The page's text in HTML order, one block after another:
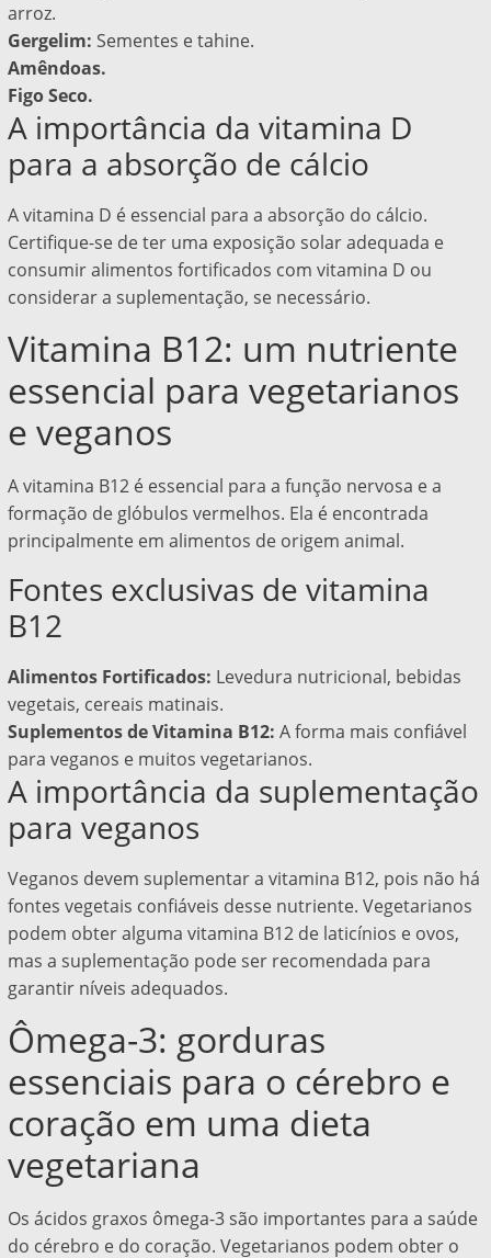
arroz.
Gergelim: Sementes e tahine.
Amêndoas.
Figo Seco.
A importância da vitamina D
para a absorção de cálcio
A vitamina D é essencial para a absorção do cálcio.
Certifique-se de ter uma exposição solar adequada e
consumir alimentos fortificados com vitamina D ou
considerar a suplementação, se necessário.
Vitamina B12: um nutriente
essencial para vegetarianos
e veganos
A vitamina B12 é essencial para a função nervosa e a
formação de glóbulos vermelhos. Ela é encontrada
principalmente em alimentos de origem animal.
Fontes exclusivas de vitamina
B12
Alimentos Fortificados: Levedura nutricional, bebidas
vegetais, cereais matinais.
Suplementos de Vitamina B12: A forma mais confiável
para veganos e muitos vegetarianos.
A importância da suplementação
para veganos
Veganos devem suplementar a vitamina B12, pois não há
fontes vegetais confiáveis desse nutriente. Vegetarianos
podem obter alguma vitamina B12 de laticínios e ovos,
mas a suplementação pode ser recomendada para
garantir níveis adequados.
Ômega-3: gorduras
essenciais para o cérebro e
coração em uma dieta
vegetariana
Os ácidos graxos ômega-3 são importantes para a saúde
do cérebro e do coração. Vegetarianos podem obter o